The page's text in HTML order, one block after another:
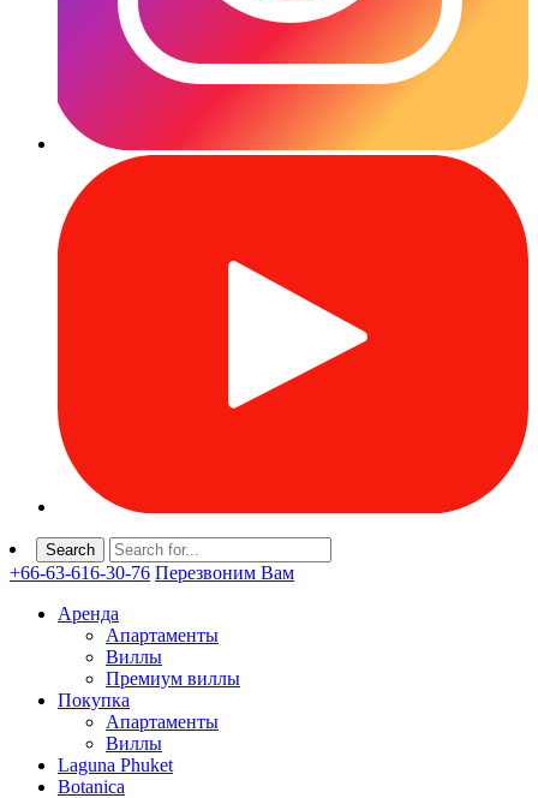
+66-63-616-30-76 Перезвоним Вам
Аренда
Апартаменты
Виллы
Премиум виллы
Покупка
Апартаменты
Виллы
Laguna Phuket
Botanica